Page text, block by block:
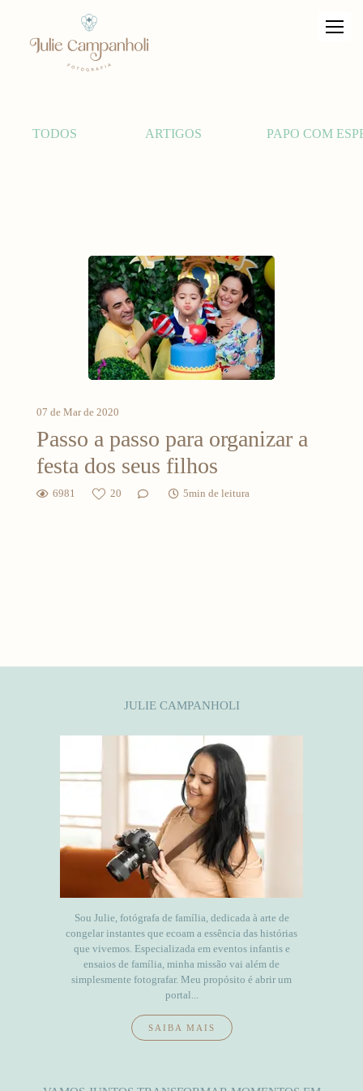
TODOS ARTIGOS PAPO COM
07 de Mar de 2020
Passo a passo para organizar a
festa dos seus filhos
6981 20 5min de leitura
JULIE CAMPANHOLI
Sou Julie, fotógrafa de família, dedicada à arte de
congelar instantes que ecoam a essência das histórias
que vivemos. Especializada em eventos infantis e
ensaios de família, minha missão vai além de
simplesmente fotografar. Meu propósito é abrir um
portal...
SAIBA MAIS